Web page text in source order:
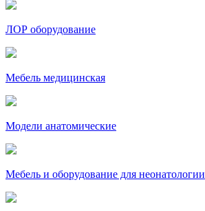
ЛОР оборудование
Мебель медицинская
Модели анатомические
Мебель и оборудование для неонатологии